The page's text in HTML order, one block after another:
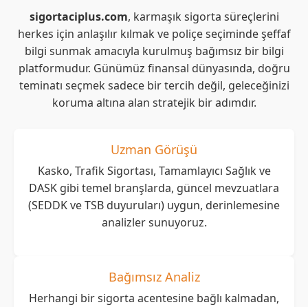
sigortaciplus.com, karmaşık sigorta süreçlerini
herkes için anlaşılır kılmak ve poliçe seçiminde şeffaf
bilgi sunmak amacıyla kurulmuş bağımsız bir bilgi
platformudur. Günümüz finansal dünyasında, doğru
teminatı seçmek sadece bir tercih değil, geleceğinizi
koruma altına alan stratejik bir adımdır.
Uzman Görüşü
Kasko, Trafik Sigortası, Tamamlayıcı Sağlık ve
DASK gibi temel branşlarda, güncel mevzuatlara
(SEDDK ve TSB duyuruları) uygun, derinlemesine
analizler sunuyoruz.
Bağımsız Analiz
Herhangi bir sigorta acentesine bağlı kalmadan,